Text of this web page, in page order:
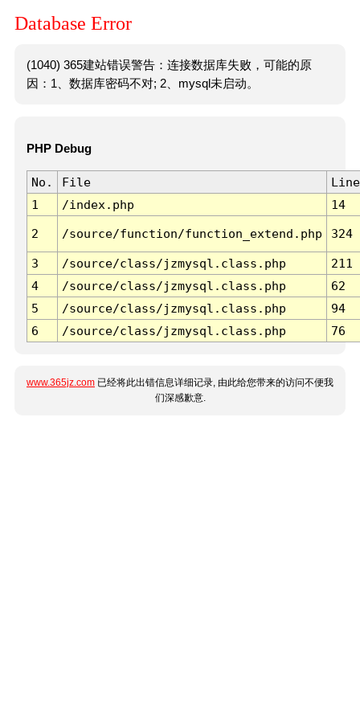
Database Error
(1040) 365建站错误警告：连接数据库失败，可能的原
因：1、数据库密码不对; 2、mysql未启动。
PHP Debug
No. File
Line
1
/index.php 14
2 /source/function/function_extend.php 324
3 /source/class/jzmysql.class.php
211
4
/source/class/jzmysql.class.php
62
5
/source/class/jzmysql.class.php
94
6
/source/class/jzmysql.class.php 76
www.365jz.com 已经将此出错信息详细记录, 由此给您带来的访问不便我
们深感歉意.